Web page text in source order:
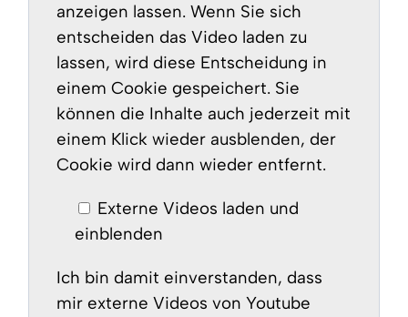
anzeigen lassen. Wenn Sie sich
entscheiden das Video laden zu
lassen, wird diese Entscheidung in
einem Cookie gespeichert. Sie
können die Inhalte auch jederzeit mit
einem Klick wieder ausblenden, der
Cookie wird dann wieder entfernt.
Externe Videos laden und
einblenden
Ich bin damit einverstanden, dass
mir externe Videos von Youtube